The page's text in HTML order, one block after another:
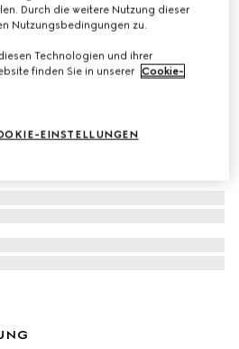
Durch die weitere Nutzung dieser
Nutzungsbedingungen zu.
Technologien und ihrer
finden Sie in unserer Cookie-
EINSTELLUNGEN